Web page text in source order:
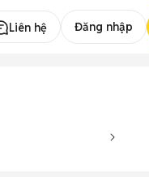
Liên hệ Đăng nhập